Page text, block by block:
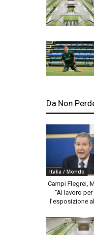
Da Non
Italia / Mondo
Campi Flegrei,
“Al lavoro
l’esposizione